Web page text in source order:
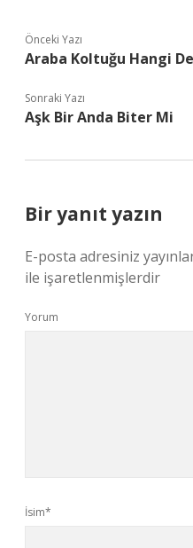
Önceki Yazı
Araba Koltuğu Hangi
Sonraki Yazı
Aşk Bir Anda Biter Mi
Bir yanıt yazın
E-posta adresiniz
ile işaretlenmişlerdir
Yorum
İsim*